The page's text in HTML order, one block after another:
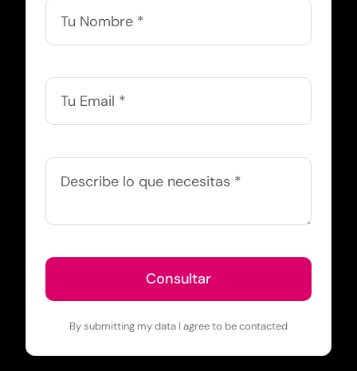
Consultar
By submitting my data I agree to be contacted